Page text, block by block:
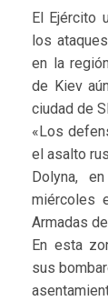
El Ejército
los
en la
de Kiev
ciudad de
«Los
el asalto
Dolyna,
miércoles
Armadas
En esta
sus